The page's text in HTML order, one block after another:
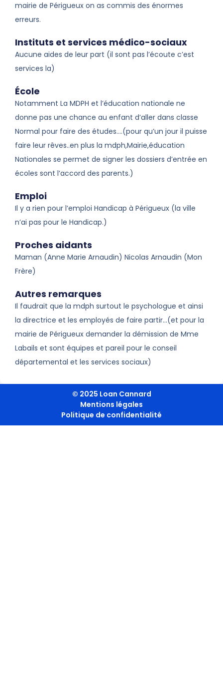
mairie de Périgueux on as commis des énormes
erreurs.
Instituts et services médico-sociaux
Aucune aides de leur part (il sont pas l’écoute c’est
services la)
École
Notamment La MDPH et l’éducation nationale ne
donne pas une chance au enfant d’aller dans classe
Normal pour faire des études….(pour qu’un jour il puisse
faire leur rêves..en plus la mdph,Mairie,éducation
Nationales se permet de signer les dossiers d’entrée en
écoles sont l’accord des parents.)
Emploi
Il y a rien pour l’emploi Handicap à Périgueux (la ville
n’ai pas pour le Handicap.)
Proches aidants
Maman (Anne Marie Arnaudin) Nicolas Arnaudin (Mon
Frère)
Autres remarques
Il faudrait que la mdph surtout le psychologue et ainsi
la directrice et les employés de faire partir…(et pour la
mairie de Périgueux demander la démission de Mme
Labails et sont équipes et pareil pour le conseil
départemental et les services sociaux)
© 2025 Loan Cannard
Mentions légales
Politique de confidentialité